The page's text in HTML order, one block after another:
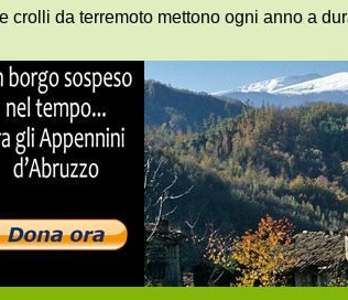
crolli da terremoto mettono ogni anno a